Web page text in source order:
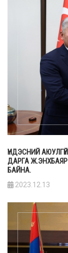
ҮНДЭСНИЙ
ДАРГА
БАЙНА.
2023.12.13